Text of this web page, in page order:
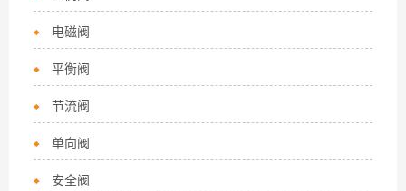
电磁阀
平衡阀
节流阀
单向阀
安全阀